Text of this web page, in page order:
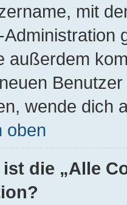
mit
Administration
außerdem
wende dich
oben
ist die „Alle